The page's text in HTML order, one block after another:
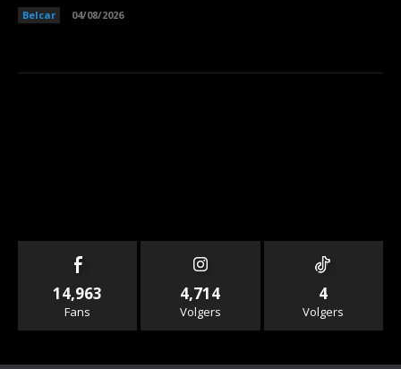
Belcar 04/08/2026
14,963
Fans
4,714
Volgers
4
Volgers